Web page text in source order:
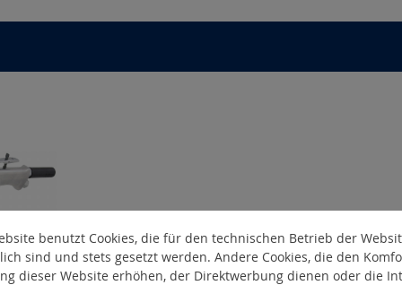
benutzt Cookies, die für den technischen Betrieb der
sind und stets gesetzt werden. Andere Cookies, die den
dieser Website erhöhen, der Direktwerbung dienen oder die